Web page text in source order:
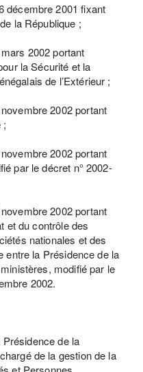
décembre 2001 fixant
la République ;
2002 portant
la Sécurité et la
de l’Extérieur ;
2002 portant
;
2002 portant
par le décret n° 2002-
2002 portant
et du contrôle des
nationales et des
entre la Présidence de la
modifié par le
2002.
de la
de la gestion de la